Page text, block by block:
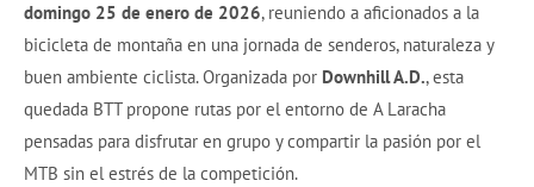
domingo 25 de enero de 2026, reuniendo a aficionados a la
bicicleta de montaña en una jornada de senderos, naturaleza y
buen ambiente ciclista. Organizada por Downhill A.D., esta
quedada BTT propone rutas por el entorno de A Laracha
pensadas para disfrutar en grupo y compartir la pasión por el
MTB sin el estrés de la competición.